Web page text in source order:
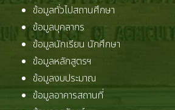
ข้อมูลทั่วไปสถานศึกษา
ข้อมูลบุคลากร
ข้อมูลนักเรียน นักศึกษา
ข้อมูลหลักสูตรฯ
ข้อมูลงบประมาณ
ข้อมูลอาคารสถานที่